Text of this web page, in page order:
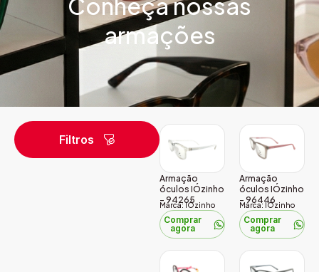
armações
Filtros
Armação
óculos IÓzinho
– 94265
Marca: IÓzinho
Comprar
agora
Armação
óculos IÓzinho
– 96446
Marca: IÓzinho
Comprar
agora